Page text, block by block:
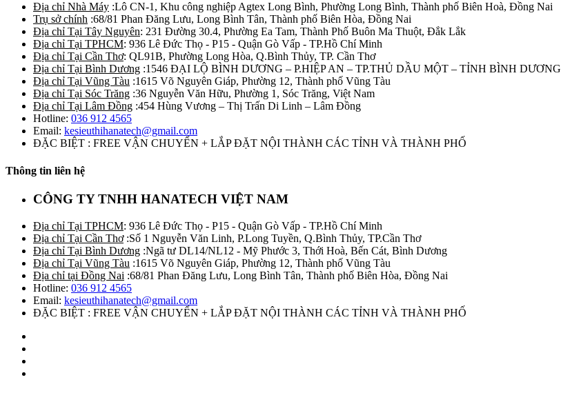
Địa chỉ Nhà Máy :Lô CN-1, Khu công nghiệp Agtex Long Bình, Phường Long Bình, Thành phố Biên Hoà, Đồng Nai
Trụ sở chính :68/81 Phan Đăng Lưu, Long Bình Tân, Thành phố Biên Hòa, Đồng Nai
Địa chỉ Tại Tây Nguyên: 231 Đường 30.4, Phường Ea Tam, Thành Phố Buôn Ma Thuột, Đắk Lắk
Địa chỉ Tại TPHCM: 936 Lê Đức Thọ - P15 - Quận Gò Vấp - TP.Hồ Chí Minh
Địa chỉ Tại Cần Thơ: QL91B, Phường Long Hòa, Q.Bình Thủy, TP. Cần Thơ
Địa chỉ Tại Bình Dương :1546 ĐẠI LỘ BÌNH DƯƠNG – P.HIỆP AN – TP.THỦ DẦU MỘT – TỈNH BÌNH DƯƠNG
Địa chỉ Tại Vũng Tàu :1615 Võ Nguyên Giáp, Phường 12, Thành phố Vũng Tàu
Địa chỉ Tại Sóc Trăng :36 Nguyễn Văn Hữu, Phường 1, Sóc Trăng, Việt Nam
Địa chỉ Tại Lâm Đồng :454 Hùng Vương – Thị Trấn Di Linh – Lâm Đồng
Hotline: 036 912 4565
Email: kesieuthihanatech@gmail.com
ĐẶC BIỆT : FREE VẬN CHUYỂN + LẮP ĐẶT NỘI THÀNH CÁC TỈNH VÀ THÀNH PHỐ
Thông tin liên hệ
CÔNG TY TNHH HANATECH VIỆT NAM
Địa chỉ Tại TPHCM: 936 Lê Đức Thọ - P15 - Quận Gò Vấp - TP.Hồ Chí Minh
Địa chỉ Tại Cần Thơ:Số 1 Nguyễn Văn Linh, P.Long Tuyền, Q.Bình Thủy, TP.Cần Thơ
Địa chỉ Tại Bình Dương :Ngã tư DL14/NL12 - Mỹ Phước 3, Thới Hoà, Bến Cát, Bình Dương
Địa chỉ Tại Vũng Tàu :1615 Võ Nguyên Giáp, Phường 12, Thành phố Vũng Tàu
Địa chỉ tại Đồng Nai :68/81 Phan Đăng Lưu, Long Bình Tân, Thành phố Biên Hòa, Đồng Nai
Hotline: 036 912 4565
Email: kesieuthihanatech@gmail.com
ĐẶC BIỆT : FREE VẬN CHUYỂN + LẮP ĐẶT NỘI THÀNH CÁC TỈNH VÀ THÀNH PHỐ